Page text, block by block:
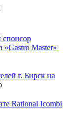
спонсор
«Gastro Master»
г. Бирск на
Rational Icombi